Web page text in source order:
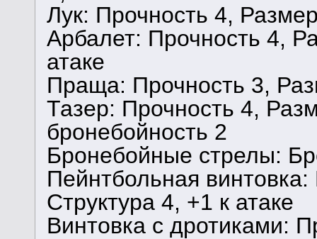
Лук: Прочность 4,
Арбалет: Прочность 4,
атаке
Праща: Прочность 3,
Тазер: Прочность 4,
бронебойность 2
Бронебойные стрелы:
Пейнтбольная
Структура 4, +1 к атаке
Винтовка с дротиками: